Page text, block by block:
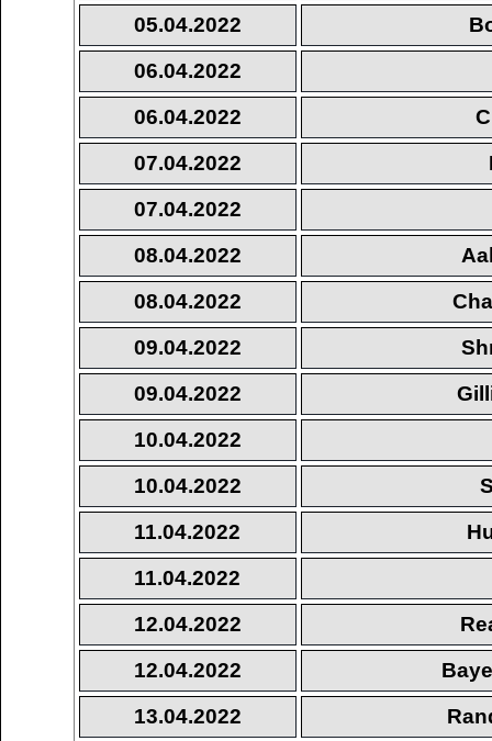
05.04.2022
06.04.2022
06.04.2022
07.04.2022
07.04.2022
08.04.2022
08.04.2022
09.04.2022
09.04.2022
10.04.2022
10.04.2022
11.04.2022
11.04.2022
12.04.2022
12.04.2022
13.04.2022